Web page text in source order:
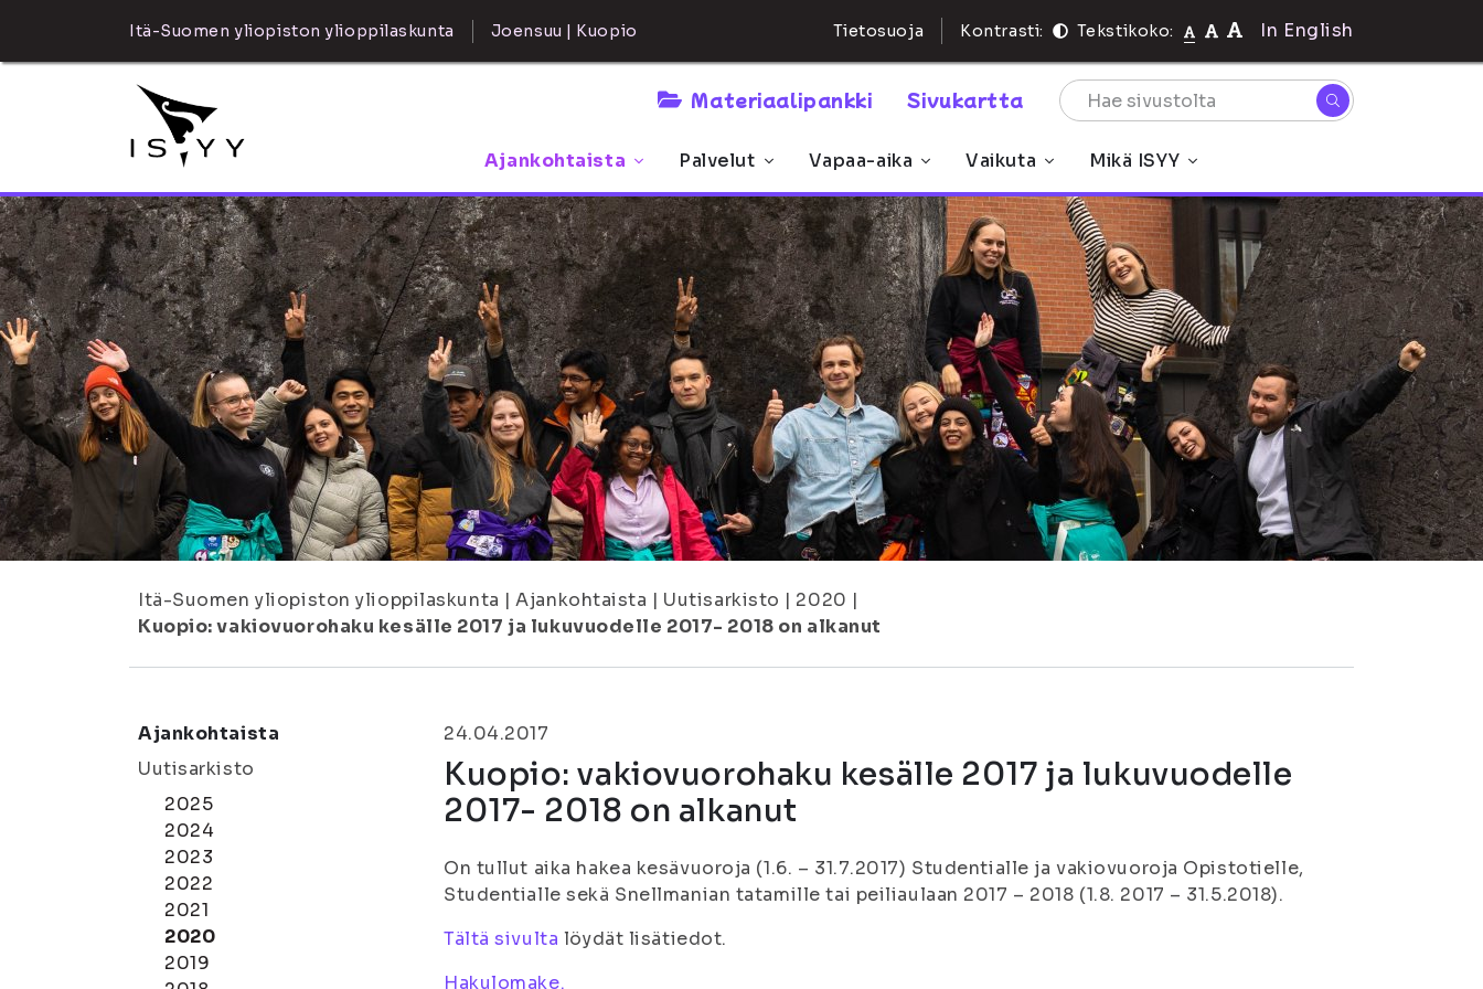
Itä-Suomen yliopiston ylioppilaskunta Joensuu | Kuopio Tietosuoja Kontrasti: Tekstikoko: In English
Materiaalipankki Sivukartta
Ajankohtaista Palvelut Vapaa-aika Vaikuta Mikä ISYY
Itä-Suomen yliopiston ylioppilaskunta | Ajankohtaista | Uutisarkisto | 2020 |
Kuopio: vakiovuorohaku kesälle 2017 ja lukuvuodelle 2017- 2018 on alkanut
Ajankohtaista
Uutisarkisto
2025
2024
2023
2022
2021
2020
2019
24.04.2017
Kuopio: vakiovuorohaku kesälle 2017 ja lukuvuodelle
2017- 2018 on alkanut
On tullut aika hakea kesävuoroja (1.6. – 31.7.2017) Studentialle ja vakiovuoroja Opistotielle,
Studentialle sekä Snellmanian tatamille tai peiliaulaan 2017 – 2018 (1.8. 2017 – 31.5.2018).
Tältä sivulta löydät lisätiedot.
Hakulomake.